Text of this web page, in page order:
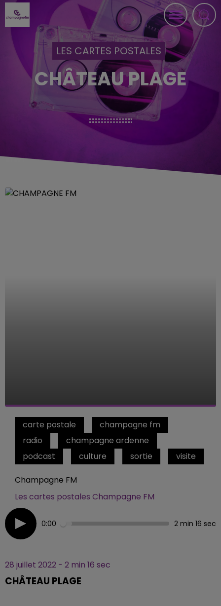
LES CARTES POSTALES
CHÂTEAU PLAGE
carte postale
champagne fm
radio
champagne ardenne
podcast
culture sortie visite
Champagne FM
Les cartes postales Champagne FM
0:00 2 min 16 sec
28 juillet 2022 - 2 min 16 sec
CHÂTEAU PLAGE